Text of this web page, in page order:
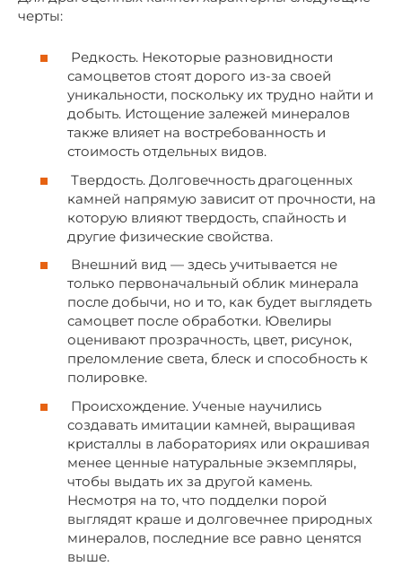
черты:
Редкость. Некоторые разновидности
самоцветов стоят дорого из-за своей
уникальности, поскольку их трудно найти и
добыть. Истощение залежей минералов
также влияет на востребованность и
стоимость отдельных видов.
Твердость. Долговечность драгоценных
камней напрямую зависит от прочности, на
которую влияют твердость, спайность и
другие физические свойства.
Внешний вид — здесь учитывается не
только первоначальный облик минерала
после добычи, но и то, как будет выглядеть
самоцвет после обработки. Ювелиры
оценивают прозрачность, цвет, рисунок,
преломление света, блеск и способность к
полировке.
Происхождение. Ученые научились
создавать имитации камней, выращивая
кристаллы в лабораториях или окрашивая
менее ценные натуральные экземпляры,
чтобы выдать их за другой камень.
Несмотря на то, что подделки порой
выглядят краше и долговечнее природных
минералов, последние все равно ценятся
выше.